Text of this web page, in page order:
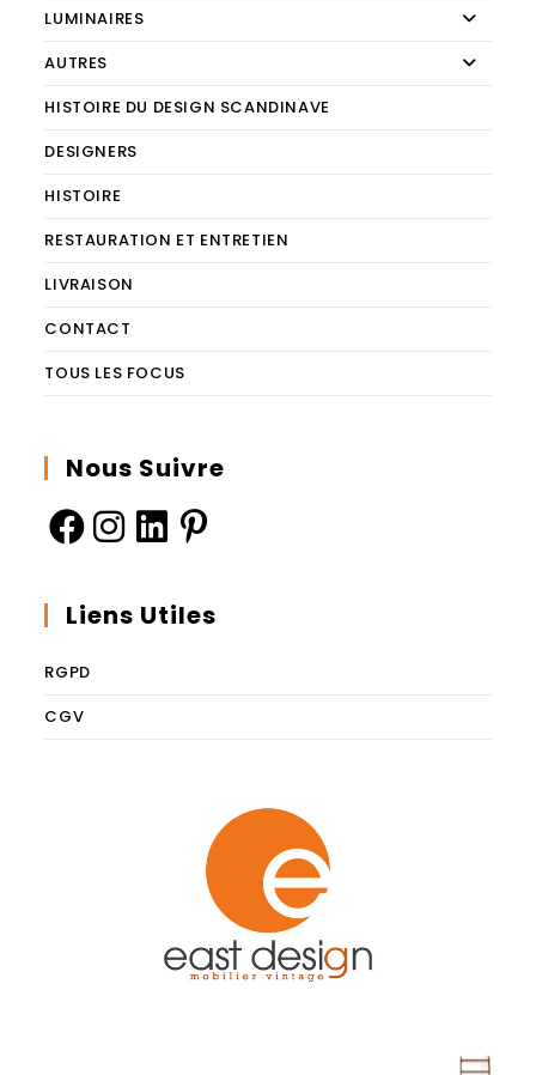
LUMINAIRES
AUTRES
HISTOIRE DU DESIGN SCANDINAVE
DESIGNERS
HISTOIRE
RESTAURATION ET ENTRETIEN
LIVRAISON
CONTACT
TOUS LES FOCUS
Nous Suivre
Liens Utiles
RGPD
CGV